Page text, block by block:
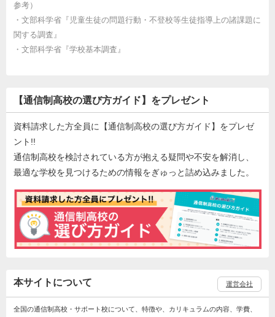
参考）
・ 文部科学省『児童生徒の問題行動・不登校等生徒指導上の諸課題に
関する調査』
・ 文部科学省『学校基本調査』
【通信制高校の選び方ガイド】をプレゼント
資料請求した方全員に【通信制高校の選び方ガイド】をプレゼ
ント!!
通信制高校を検討されている方が抱える疑問や不安を解消し、
最適な学校を見つけるための情報をぎゅっと詰め込みました。
本サイトについて 運営会社
全国の通信制高校・サポート校について、特徴や、カリキュラムの内容、学費、